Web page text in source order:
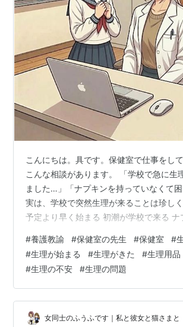
こんにちは。具です。保健室で仕事をし
こんな相談があります。 「学校で急に生
ました…」「ナプキンを持っていなくて困
実は、学校で突然生理が来ることは珍しく
予定より早く始まる 初潮が学校で来る ナ
の記事では、学校で生理が来たときの対処
諭の立場から解説します。 💡結論：学校
ら、まず落ち着いて行動すれば大丈夫 🚽
落ち着いて確認する 🌼ナプキンがない
友達に借りる ②保健室へ行く 🏫保健室
る相談 🩲服に血がついたときの…
#養護教諭 #保健室の先生 #保健室 #
#生理が始まる #生理がきた #生理用品
#生理の不安 #生理の問題
女同士のふうふです｜私と彼女と猫さまと